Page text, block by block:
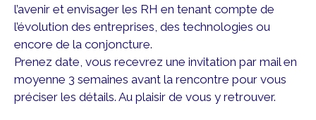
l’avenir et envisager les RH en tenant compte de
l’évolution des entreprises, des technologies ou
encore de la conjoncture.
Prenez date, vous recevrez une invitation par mail en
moyenne 3 semaines avant la rencontre pour vous
préciser les détails. Au plaisir de vous y retrouver.